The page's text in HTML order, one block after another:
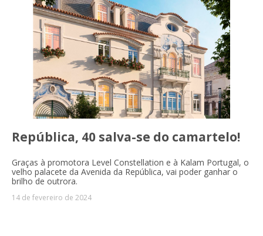
República, 40 salva-se do camartelo!
Graças à promotora Level Constellation e à Kalam Portugal, o
velho palacete da Avenida da República, vai poder ganhar o
brilho de outrora.
14 de fevereiro de 2024